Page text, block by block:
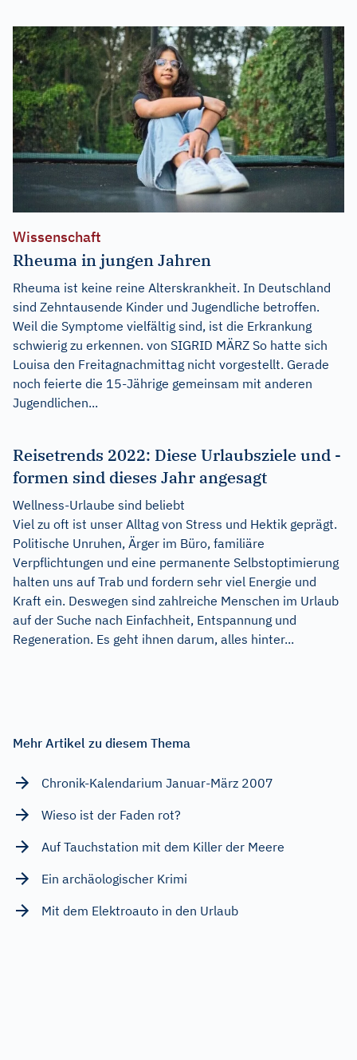
Wissenschaft
Rheuma in jungen Jahren
Rheuma ist keine reine Alterskrankheit. In Deutschland
sind Zehntausende Kinder und Jugendliche betroffen.
Weil die Symptome vielfältig sind, ist die Erkrankung
schwierig zu erkennen. von SIGRID MÄRZ So hatte sich
Louisa den Freitagnachmittag nicht vorgestellt. Gerade
noch feierte die 15-Jährige gemeinsam mit anderen
Jugendlichen...
Reisetrends 2022: Diese Urlaubsziele und -
formen sind dieses Jahr angesagt
Wellness-Urlaube sind beliebt
Viel zu oft ist unser Alltag von Stress und Hektik geprägt.
Politische Unruhen, Ärger im Büro, familiäre
Verpflichtungen und eine permanente Selbstoptimierung
halten uns auf Trab und fordern sehr viel Energie und
Kraft ein. Deswegen sind zahlreiche Menschen im Urlaub
auf der Suche nach Einfachheit, Entspannung und
Regeneration. Es geht ihnen darum, alles hinter...
Mehr Artikel zu diesem Thema
Chronik-Kalendarium Januar-März 2007
Wieso ist der Faden rot?
Auf Tauchstation mit dem Killer der Meere
Ein archäologischer Krimi
Mit dem Elektroauto in den Urlaub